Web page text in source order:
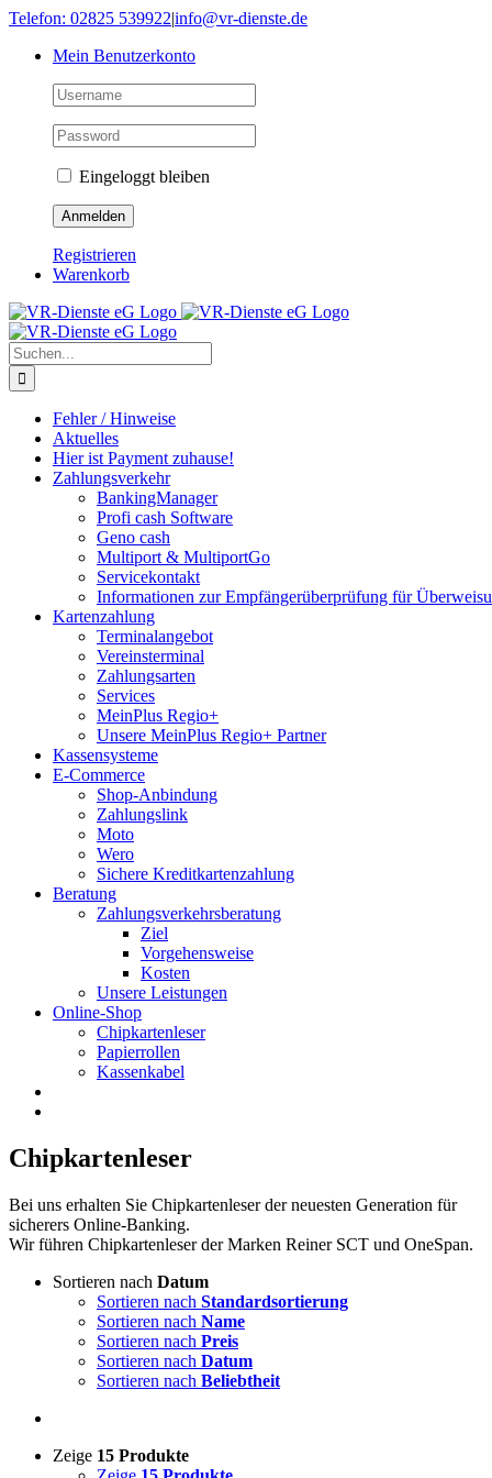
Skip
content
Telefon: 02825 539922|info@vr-dienste.de
Mein Benutzerkonto
Eingeloggt bleiben
Registrieren
Warenkorb
Suche
nach:
Fehler / Hinweise
Aktuelles
Hier ist Payment zuhause!
Zahlungsverkehr
BankingManager
Profi cash Software
Geno cash
Multiport & MultiportGo
Servicekontakt
Informationen zur Empfängerüberprüfung für
Kartenzahlung
Terminalangebot
Vereinsterminal
Zahlungsarten
Services
MeinPlus Regio+
Unsere MeinPlus Regio+ Partner
Kassensysteme
E-Commerce
Shop-Anbindung
Zahlungslink
Moto
Wero
Sichere Kreditkartenzahlung
Beratung
Zahlungsverkehrsberatung
Ziel
Vorgehensweise
Kosten
Unsere Leistungen
Online-Shop
Chipkartenleser
Papierrollen
Kassenkabel
Chipkartenleser
Bei uns erhalten Sie Chipkartenleser der neuesten Generation für
sicherers Online-Banking.
Wir führen Chipkartenleser der Marken Reiner SCT und OneSpan.
Sortieren nach Datum
Sortieren nach Standardsortierung
Sortieren nach Name
Sortieren nach Preis
Sortieren nach Datum
Sortieren nach Beliebtheit
Zeige 15 Produkte